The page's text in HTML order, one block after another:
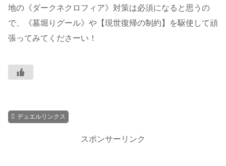
地の《ダークネクロフィア》対策は必須になると思うの
で、《墓堀りグール》や【現世復帰の制約】を駆使して頑
張ってみてくださーい！
デュエルリンクス
スポンサーリンク